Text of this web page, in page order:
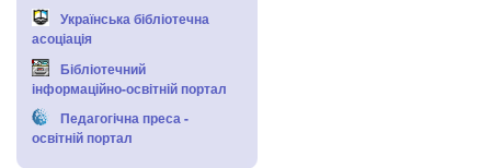
Українська бібліотечна
асоціація
Бібліотечний
інформаційно-освітній портал
Педагогічна преса -
освітній портал